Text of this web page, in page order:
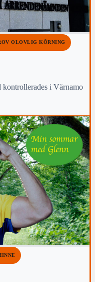
OLOVLIG KÖRNING
i Värnamo